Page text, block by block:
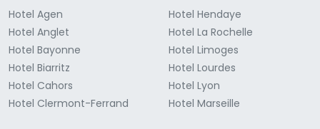
Hotel Agen
Hotel Anglet
Hotel Bayonne
Hotel Biarritz
Hotel Cahors
Hotel Clermont-Ferrand
Hotel Hendaye
Hotel La Rochelle
Hotel Limoges
Hotel Lourdes
Hotel Lyon
Hotel Marseille